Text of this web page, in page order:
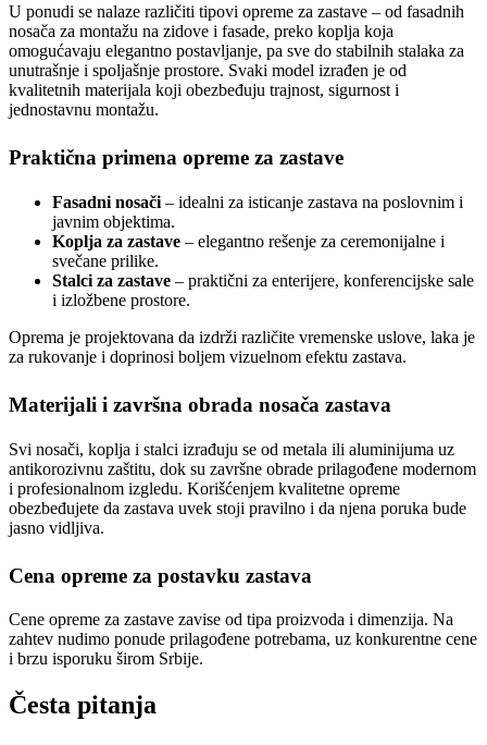
U ponudi se nalaze različiti tipovi opreme za zastave – od fasadnih
nosača za montažu na zidove i fasade, preko koplja koja
omogućavaju elegantno postavljanje, pa sve do stabilnih stalaka za
unutrašnje i spoljašnje prostore. Svaki model izrađen je od
kvalitetnih materijala koji obezbeđuju trajnost, sigurnost i
jednostavnu montažu.
Praktična primena opreme za zastave
Fasadni nosači – idealni za isticanje zastava na poslovnim i
javnim objektima.
Koplja za zastave – elegantno rešenje za ceremonijalne i
svečane prilike.
Stalci za zastave – praktični za enterijere, konferencijske sale
i izložbene prostore.
Oprema je projektovana da izdrži različite vremenske uslove, laka je
za rukovanje i doprinosi boljem vizuelnom efektu zastava.
Materijali i završna obrada nosača zastava
Svi nosači, koplja i stalci izrađuju se od metala ili aluminijuma uz
antikorozivnu zaštitu, dok su završne obrade prilagođene modernom
i profesionalnom izgledu. Korišćenjem kvalitetne opreme
obezbeđujete da zastava uvek stoji pravilno i da njena poruka bude
jasno vidljiva.
Cena opreme za postavku zastava
Cene opreme za zastave zavise od tipa proizvoda i dimenzija. Na
zahtev nudimo ponude prilagođene potrebama, uz konkurentne cene
i brzu isporuku širom Srbije.
Česta pitanja